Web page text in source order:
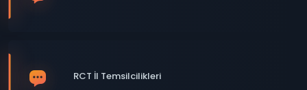
RCT İl Temsilcilikleri